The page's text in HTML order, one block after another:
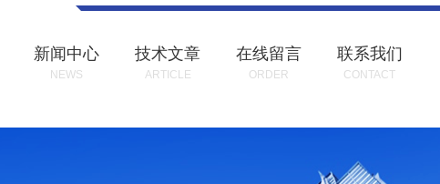
新闻中心
NEWS
技术文章
ARTICLE
在线留言
ORDER
联系我们
CONTACT